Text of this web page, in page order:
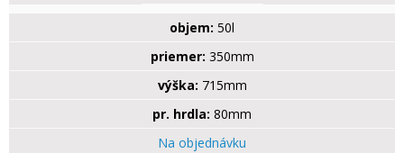
objem: 50l
priemer: 350mm
výška: 715mm
pr. hrdla: 80mm
Na objednávku